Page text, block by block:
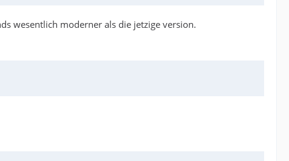
wesentlich moderner als die jetzige version.